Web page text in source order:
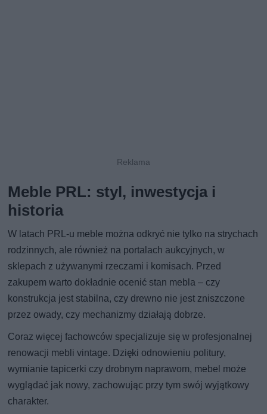
Meble PRL: styl, inwestycja i
historia
W latach PRL-u meble można odkryć nie tylko na strychach
rodzinnych, ale również na portalach aukcyjnych, w
sklepach z używanymi rzeczami i komisach. Przed
zakupem warto dokładnie ocenić stan mebla – czy
konstrukcja jest stabilna, czy drewno nie jest zniszczone
przez owady, czy mechanizmy działają dobrze.
Coraz więcej fachowców specjalizuje się w profesjonalnej
renowacji mebli vintage. Dzięki odnowieniu politury,
wymianie tapicerki czy drobnym naprawom, mebel może
wyglądać jak nowy, zachowując przy tym swój wyjątkowy
charakter.